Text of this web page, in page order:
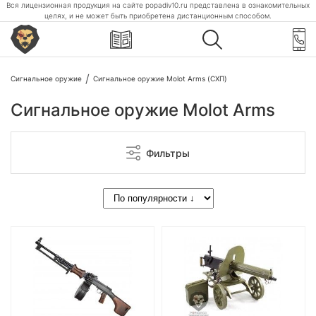
Вся лицензионная продукция на сайте popadiv10.ru представлена в ознакомительных
целях, и не может быть приобретена дистанционным способом.
Сигнальное оружие Сигнальное оружие Molot Arms (СХП)
Сигнальное оружие Molot Arms
Фильтры